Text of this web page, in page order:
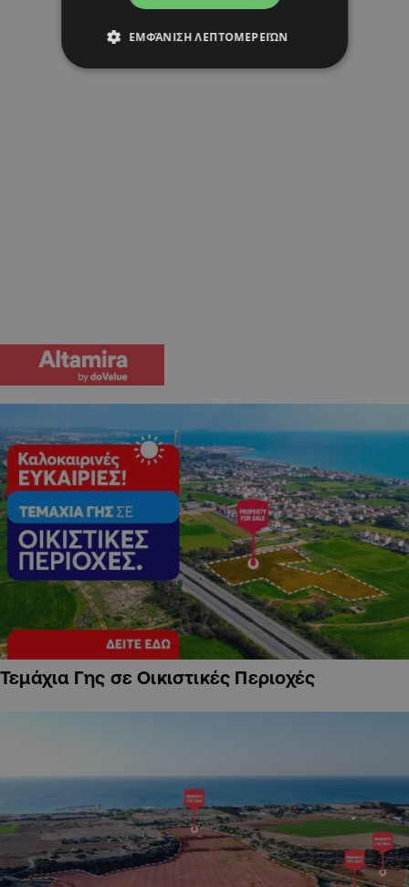
Τεμάχια Γης σε Οικιστικές Περιοχές
ΕΜΦΆΝΙΣΗ ΛΕΠΤΟΜΕΡΕΙΏΝ